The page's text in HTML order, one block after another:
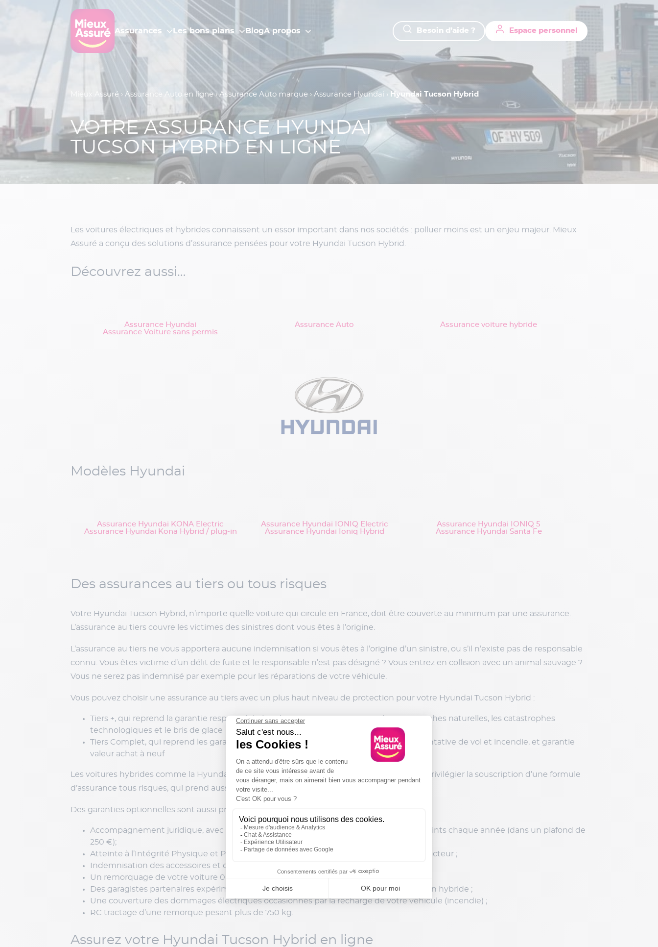
Assurances Les bons plans BlogA propos Besoin d’aide ? Espace personnel
Mieux Assuré › Assurance Auto en ligne › Assurance Auto marque › Assurance Hyundai › Hyundai Tucson Hybrid
VOTRE ASSURANCE HYUNDAI
TUCSON HYBRID EN LIGNE
Les voitures électriques et hybrides connaissent un essor important dans nos sociétés : polluer moins est un enjeu majeur. Mieux
Assuré a conçu des solutions d’assurance pensées pour votre Hyundai Tucson Hybrid.
Découvrez aussi…
Assurance Hyundai Assurance Auto
Assurance voiture hybride
Assurance Voiture sans permis
Modèles Hyundai
Assurance Hyundai KONA Electric Assurance Hyundai IONIQ Electric
Assurance Hyundai IONIQ 5
Assurance Hyundai Kona Hybrid / plug-in
Assurance Hyundai Ioniq Hybrid Assurance Hyundai Santa Fe
Des assurances au tiers ou tous risques
Votre Hyundai Tucson Hybrid, n’importe quelle voiture qui circule en France, doit être couverte au minimum par une assurance.
L’assurance au tiers couvre les victimes des sinistres dont vous êtes à l’origine.
L’assurance au tiers ne vous apportera aucune indemnisation si vous êtes à l’origine d’un sinistre, ou s’il n’existe pas de responsable
connu. Vous êtes victime d’un délit de fuite et le responsable n’est pas désigné ? Vous entrez en collision avec un animal sauvage ?
Vous ne serez pas indemnisé par exemple pour les réparations de votre véhicule.
Vous pouvez choisir une assurance au tiers avec un plus haut niveau de protection pour votre Hyundai Tucson Hybrid :
Tiers +, qui reprend la garantie responsabilité civile et une couverture pour les catastrophes naturelles, les catastrophes
technologiques et le bris de glace
Tiers Complet, qui reprend les garanties de la couverture Tiers +, une couverture vol, tentative de vol et incendie, et garantie
valeur achat à neuf
Les voitures hybrides comme la Hyundai Tucson Hybrid sont chères à l’achat. Vous pouvez privilégier la souscription d’une formule
d’assurance tous risques, qui prend aussi en compte les dommages tous accidents.
Des garanties optionnelles sont aussi proposées :
Accompagnement juridique, avec le remboursement d’un stage pour récupérer ses points chaque année (dans un plafond de
250 €);
Atteinte à l’Intégrité Physique et Psychique et garantie du préjudice corporel du conducteur ;
Indemnisation des accessoires et des effets personnels ;
Un remorquage de votre voiture 0 kilomètre en cas de panne ;
Des garagistes partenaires expérimentés dans les réparations de voitures à motorisation hybride ;
Une couverture des dommages électriques occasionnés par la recharge de votre véhicule (incendie) ;
RC tractage d’une remorque pesant plus de 750 kg.
Assurez votre Hyundai Tucson Hybrid en ligne